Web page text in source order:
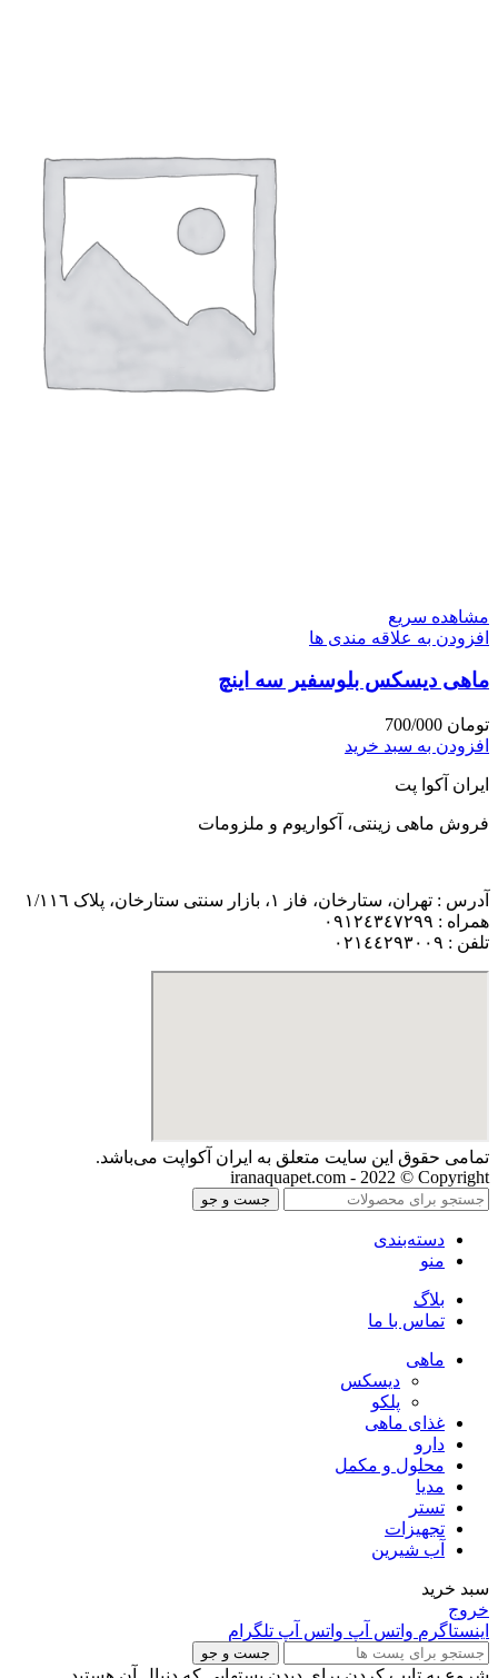
مشاهده سریع
افزودن به علاقه مندی ها
ماهی دیسکس بلوسفیر سه اینچ
تومان
افزودن به سبد خرید
ایران آکوا پت
فروش ماهی زینتی، آکواریوم و ملزومات
آدرس : تهران، ستارخان، فاز ١، بازار سنتی ستارخان، پلاک ١/١١٦
همراه : ٠٩١٢٤٣٤٧٢٩٩
تلفن : ٠٢١٤٤٢٩٣٠٠٩
تمامی حقوق اين سايت متعلق به ایران آکواپت می‌باشد.
iranaquapet.com - 2022 © Copyright
جست و جو
دسته‌بندی
منو
بلاگ
تماس با ما
ماهی
دیسکس
پلکو
غذای ماهی
دارو
محلول و مکمل
مدیا
تستر
تجهیزات
آب شیرین
سبد خرید
خروج
اینستاگرم واتس آپ واتس آپ تلگرام
جست و جو